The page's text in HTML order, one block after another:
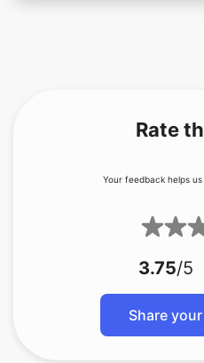
Rate
Your feedback helps
3.75/5
Share